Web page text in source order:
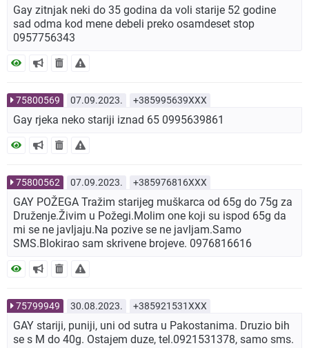
Gay zitnjak neki do 35 godina da voli starije 52 godine
sad odma kod mene debeli preko osamdeset stop
0957756343
75800569 07.09.2023. +385995639XXX
Gay rjeka neko stariji iznad 65 0995639861
75800562 07.09.2023. +385976816XXX
GAY POŽEGA Tražim starijeg muškarca od 65g do 75g za
Druženje.Živim u Požegi.Molim one koji su ispod 65g da
mi se ne javljaju.Na pozive se ne javljam.Samo
SMS.Blokirao sam skrivene brojeve. 0976816616
75799949 30.08.2023. +385921531XXX
GAY stariji, puniji, uni od sutra u Pakostanima. Druzio bih
se s M do 40g. Ostajem duze, tel.0921531378, samo sms.